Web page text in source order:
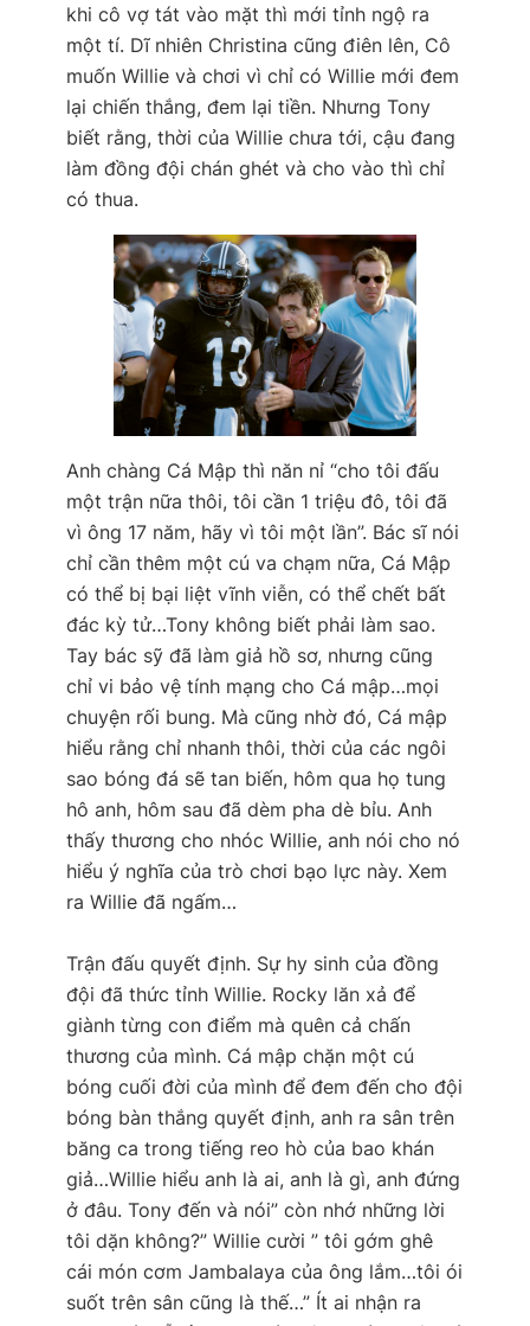
khi cô vợ tát vào mặt thì mới tỉnh ngộ ra
một tí. Dĩ nhiên Christina cũng điên lên, Cô
muốn Willie và chơi vì chỉ có Willie mới đem
lại chiến thắng, đem lại tiền. Nhưng Tony
biết rằng, thời của Willie chưa tới, cậu đang
làm đồng đội chán ghét và cho vào thì chỉ
có thua.
Anh chàng Cá Mập thì năn nỉ “cho tôi đấu
một trận nữa thôi, tôi cần 1 triệu đô, tôi đã
vì ông 17 năm, hãy vì tôi một lần”. Bác sĩ nói
chỉ cần thêm một cú va chạm nữa, Cá Mập
có thể bị bại liệt vĩnh viễn, có thể chết bất
đác kỳ tử…Tony không biết phải làm sao.
Tay bác sỹ đã làm giả hồ sơ, nhưng cũng
chỉ vi bảo vệ tính mạng cho Cá mập…mọi
chuyện rối bung. Mà cũng nhờ đó, Cá mập
hiểu rằng chỉ nhanh thôi, thời của các ngôi
sao bóng đá sẽ tan biến, hôm qua họ tung
hô anh, hôm sau đã dèm pha dè bỉu. Anh
thấy thương cho nhóc Willie, anh nói cho nó
hiểu ý nghĩa của trò chơi bạo lực này. Xem
ra Willie đã ngấm…
Trận đấu quyết định. Sự hy sinh của đồng
đội đã thức tỉnh Willie. Rocky lăn xả để
giành từng con điểm mà quên cả chấn
thương của mình. Cá mập chặn một cú
bóng cuối đời của mình để đem đến cho đội
bóng bàn thắng quyết định, anh ra sân trên
băng ca trong tiếng reo hò của bao khán
giả…Willie hiểu anh là ai, anh là gì, anh đứng
ở đâu. Tony đến và nói” còn nhớ những lời
tôi dặn không?” Willie cười ” tôi gớm ghê
cái món cơm Jambalaya của ông lắm…tôi ói
suốt trên sân cũng là thế…” Ít ai nhận ra